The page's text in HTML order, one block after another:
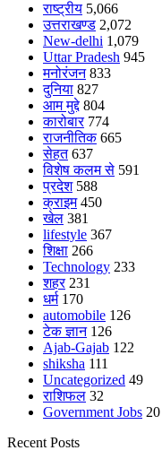
राष्ट्रीय 5,066
उत्तराखण्ड 2,072
New-delhi 1,079
Uttar Pradesh 945
मनोरंजन 833
दुनिया 827
आम मुद्दे 804
कारोबार 774
राजनीतिक 665
सेहत 637
विशेष कलम से 591
प्रदेश 588
क्राइम 450
खेल 381
lifestyle 367
शिक्षा 266
Technology 233
शहर 231
धर्म 170
automobile 126
टेक ज्ञान 126
Ajab-Gajab 122
shiksha 111
Uncategorized 49
राशिफल 32
Government Jobs 20
Recent Posts